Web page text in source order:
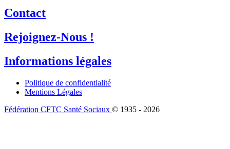
Contact
Rejoignez-Nous !
Informations légales
Politique de confidentialité
Mentions Légales
Fédération CFTC Santé Sociaux © 1935 - 2026